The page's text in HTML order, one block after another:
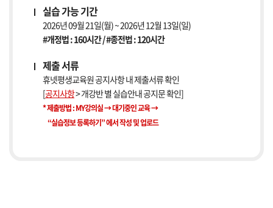
실습 가능 기간
2026년 09월 21일(월) ~ 2026년 12월 13일(일)
#개정법 : 160시간 / #종전법 : 120시간
제출 서류
휴넷평생교육원 공지사항 내 제출서류 확인
[공지사항> 개강반 별 실습안내 공지문 확인]
* 제출방법 : MY강의실 → 대기중인 교육 →
“실습정보 등록하기” 에서 작성 및 업로드